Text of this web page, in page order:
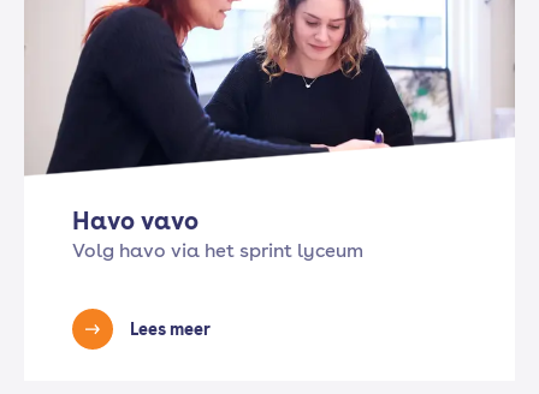
Havo vavo
Volg havo via het sprint lyceum
Lees meer